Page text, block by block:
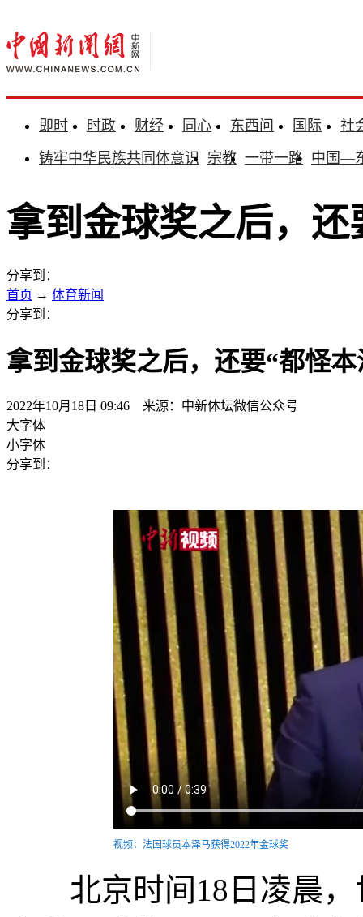
即时 时政 财经 同心 东西问 国际
社
铸牢中华民族共同体意识 宗教 一带一路 中国—
拿到金球奖之后，
分享到：
首页 → 体育新闻
分享到：
拿到金球奖之后，还要“都怪
2022年10月18日 09:46 来源：中新体坛微信公众号
大字体
小字体
分享到：
视频：法国球员本泽马获得2022年金球奖
北京时间18日凌晨，